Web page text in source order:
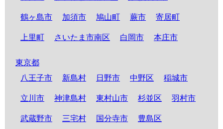
鶴ヶ島市 加須市 鳩山町 蕨市 寄居町
上里町 さいたま市南区 白岡市 本庄市
東京都
八王子市
新島村 日野市 中野区 稲城市
立川市 神津島村 東村山市 杉並区 羽村市
武蔵野市 三宅村 国分寺市 豊島区